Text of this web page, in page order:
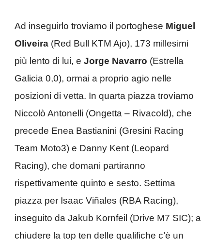
Ad inseguirlo troviamo il portoghese Miguel
Oliveira (Red Bull KTM Ajo), 173 millesimi
più lento di lui, e Jorge Navarro (Estrella
Galicia 0,0), ormai a proprio agio nelle
posizioni di vetta. In quarta piazza troviamo
Niccolò Antonelli (Ongetta – Rivacold), che
precede Enea Bastianini (Gresini Racing
Team Moto3) e Danny Kent (Leopard
Racing), che domani partiranno
rispettivamente quinto e sesto. Settima
piazza per Isaac Viñales (RBA Racing),
inseguito da Jakub Kornfeil (Drive M7 SIC); a
chiudere la top ten delle qualifiche c’è un